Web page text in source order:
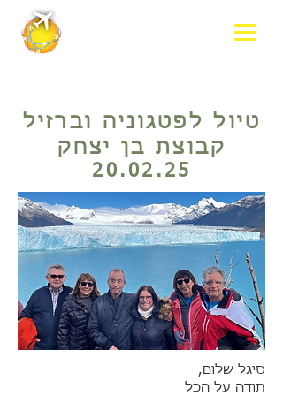
טיול לפטגוניה וברזיל
קבוצת בן יצחק
20.02.25
סיגל שלום,
תודה על הכל